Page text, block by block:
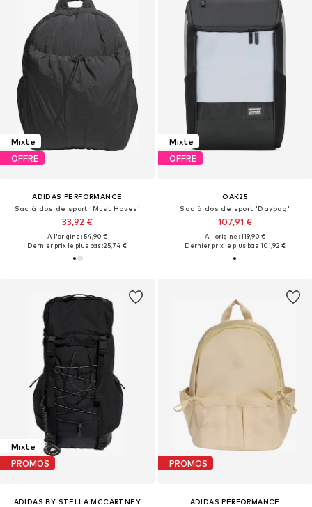
Mixte
OFFRE
ADIDAS PERFORMANCE
Sac à dos de sport 'Must Haves'
33,92 €
À l'origine : 54,90 €
Dernier prix le plus bas :25,74 €
Mixte
OFFRE
OAK25
Sac à dos de sport 'Daybag'
107,91 €
À l'origine : 119,90 €
Dernier prix le plus bas :101,92 €
Mixte
PROMOS
ADIDAS BY STELLA MCCARTNEY
PROMOS
ADIDAS PERFORMANCE